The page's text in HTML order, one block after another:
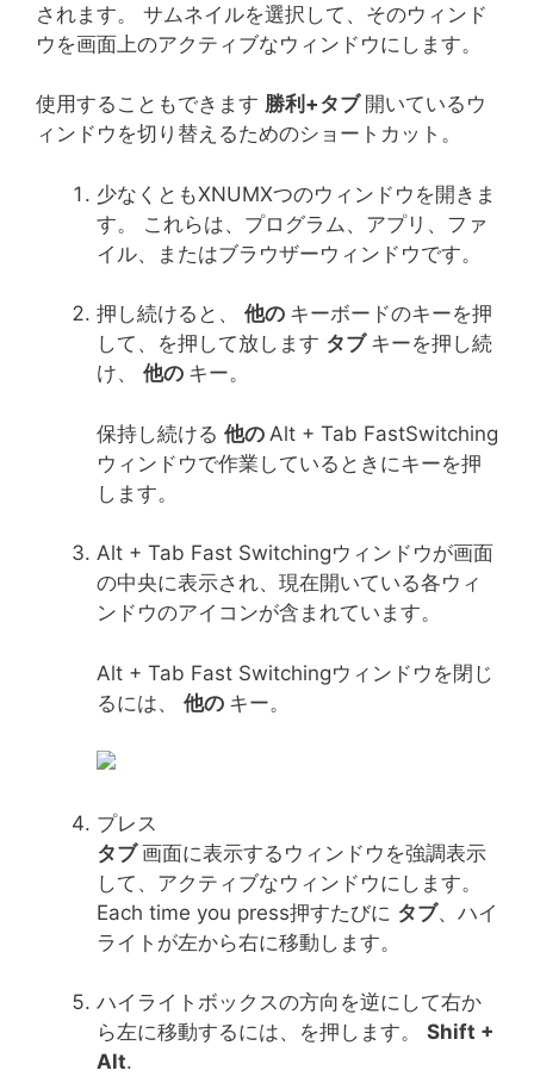
されます。 サムネイルを選択して、そのウィンド
ウを画面上のアクティブなウィンドウにします。
使用することもできます 勝利+タブ 開いているウ
ィンドウを切り替えるためのショートカット。
少なくともXNUMXつのウィンドウを開きま
す。 これらは、プログラム、アプリ、ファ
イル、またはブラウザーウィンドウです。
押し続けると、 他の キーボードのキーを押
して、を押して放します タブ キーを押し続
け、 他の キー。
保持し続ける 他の Alt + Tab FastSwitching
ウィンドウで作業しているときにキーを押
します。
Alt + Tab Fast Switchingウィンドウが画面
の中央に表示され、現在開いている各ウィ
ンドウのアイコンが含まれています。
Alt + Tab Fast Switchingウィンドウを閉じ
るには、 他の キー。
プレス
タブ画面に表示するウィンドウを強調表示
して、アクティブなウィンドウにします。
Each time you press押すたびに タブ、ハイ
ライトが左から右に移動します。
ハイライトボックスの方向を逆にして右か
ら左に移動するには、を押します。 Shift +
Alt.